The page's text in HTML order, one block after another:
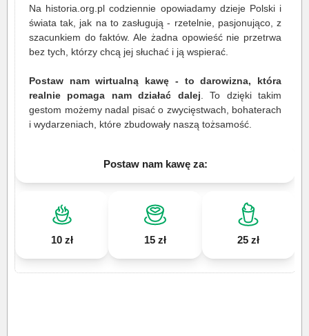
Na historia.org.pl codziennie opowiadamy dzieje Polski i
świata tak, jak na to zasługują - rzetelnie, pasjonująco, z
szacunkiem do faktów. Ale żadna opowieść nie przetrwa
bez tych, którzy chcą jej słuchać i ją wspierać.
Postaw nam wirtualną kawę - to darowizna, która
realnie pomaga nam działać dalej . To dzięki takim
gestom możemy nadal pisać o zwycięstwach, bohaterach
i wydarzeniach, które zbudowały naszą tożsamość.
Postaw nam kawę za:
10 zł 15 zł 25 zł